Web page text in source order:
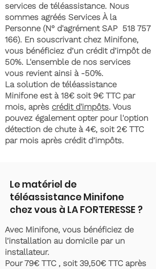
services de téléassistance. Nous
sommes agréés Services À la
Personne (N° d'agrément SAP 518 757
166). En souscrivant chez Minifone,
vous bénéficiez d’un crédit d’impôt de
50%. L'ensemble de nos services
vous revient ainsi à -50%.
La solution de téléassistance
Minifone est à 18€ soit 9€ TTC par
mois, après crédit d'impôts. Vous
pouvez également opter pour l'option
détection de chute à 4€, soit 2€ TTC
par mois après crédit d’impôts.
Le matériel de
téléassistance Minifone
chez vous à LA FORTERESSE ?
Avec Minifone, vous bénéficiez de
l’installation au domicile par un
installateur.
Pour 79€ TTC , soit 39,50€ TTC après